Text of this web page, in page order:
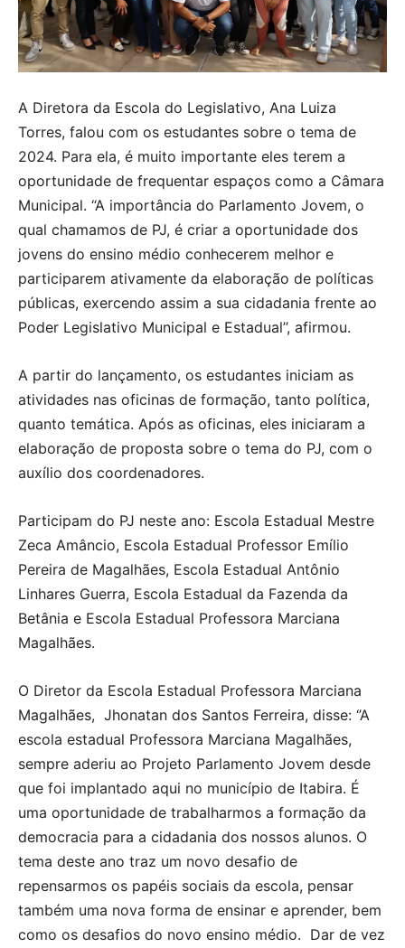
A Diretora da Escola do Legislativo, Ana Luiza
Torres, falou com os estudantes sobre o tema de
2024. Para ela, é muito importante eles terem a
oportunidade de frequentar espaços como a Câmara
Municipal. “A importância do Parlamento Jovem, o
qual chamamos de PJ, é criar a oportunidade dos
jovens do ensino médio conhecerem melhor e
participarem ativamente da elaboração de políticas
públicas, exercendo assim a sua cidadania frente ao
Poder Legislativo Municipal e Estadual’’, afirmou.
A partir do lançamento, os estudantes iniciam as
atividades nas oficinas de formação, tanto política,
quanto temática. Após as oficinas, eles iniciaram a
elaboração de proposta sobre o tema do PJ, com o
auxílio dos coordenadores.
Participam do PJ neste ano: Escola Estadual Mestre
Zeca Amâncio, Escola Estadual Professor Emílio
Pereira de Magalhães, Escola Estadual Antônio
Linhares Guerra, Escola Estadual da Fazenda da
Betânia e Escola Estadual Professora Marciana
Magalhães.
O Diretor da Escola Estadual Professora Marciana
Magalhães, Jhonatan dos Santos Ferreira, disse: ‘’A
escola estadual Professora Marciana Magalhães,
sempre aderiu ao Projeto Parlamento Jovem desde
que foi implantado aqui no município de Itabira. É
uma oportunidade de trabalharmos a formação da
democracia para a cidadania dos nossos alunos. O
tema deste ano traz um novo desafio de
repensarmos os papéis sociais da escola, pensar
também uma nova forma de ensinar e aprender, bem
como os desafios do novo ensino médio. Dar de vez